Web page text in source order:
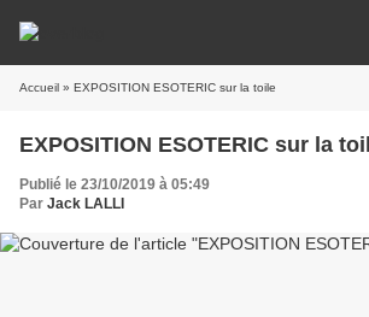
Accueil » EXPOSITION ESOTERIC sur la toile
EXPOSITION ESOTERIC sur la
Publié le 23/10/2019 à 05:49
Par Jack LALLI